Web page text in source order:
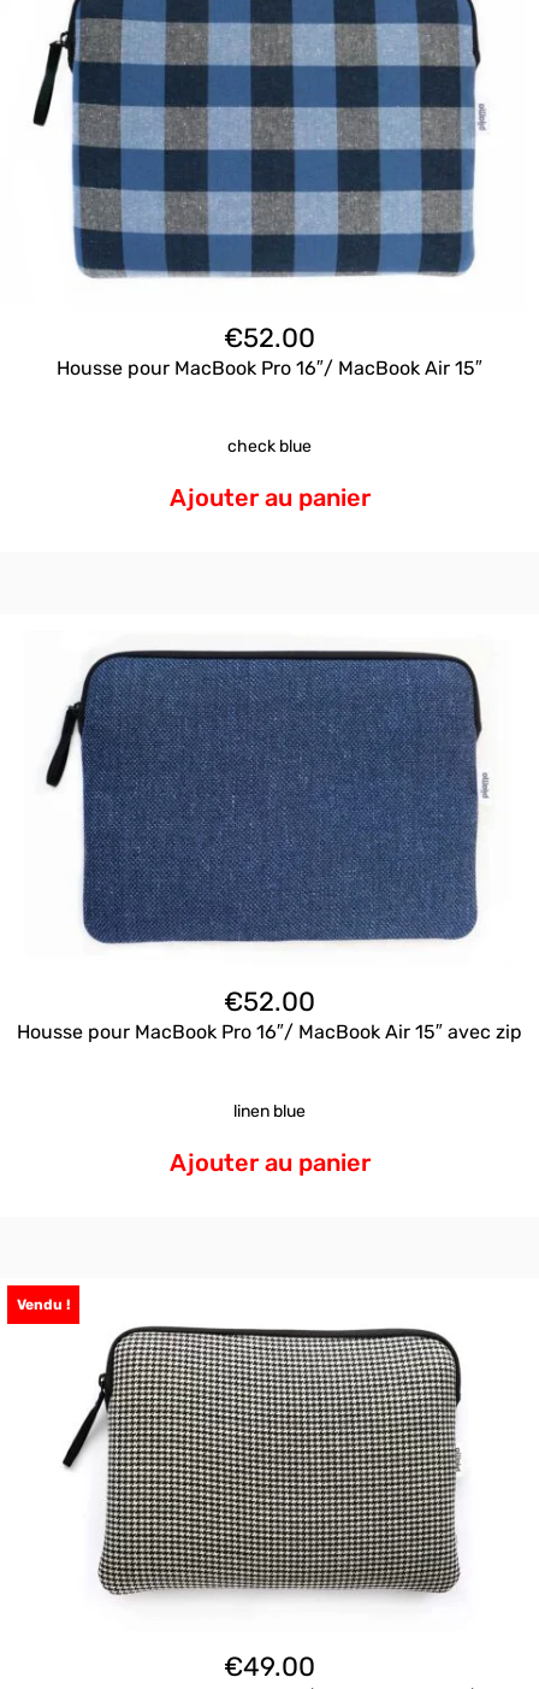
€52.00
Housse pour MacBook Pro 16″/ MacBook Air 15″
check blue
Ajouter au panier
€52.00
Housse pour MacBook Pro 16″/ MacBook Air 15″ avec zip
linen blue
Ajouter au panier
Vendu !
€49.00